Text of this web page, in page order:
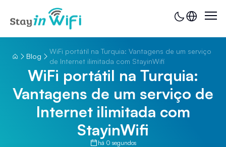
Blog
WiFi portátil na Turquia: Vantagens de um serviço
de Internet ilimitada com StayinWifi
WiFi portátil na Turquia:
Vantagens de um serviço de
Internet ilimitada com
StayinWifi
há 0 segundos